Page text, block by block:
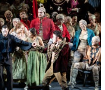
–
K
Ü
N
S
T
L
E